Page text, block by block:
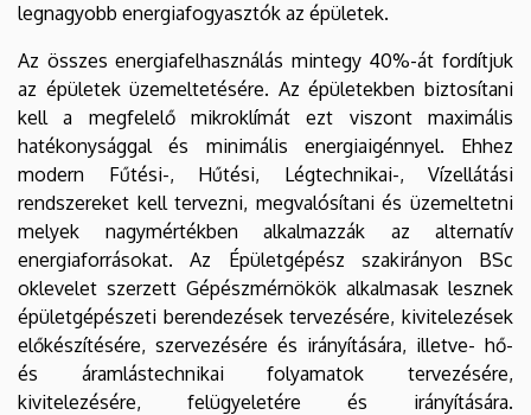
legnagyobb energiafogyasztók az épületek.
Az összes energiafelhasználás mintegy 40%-át fordítjuk
az épületek üzemeltetésére. Az épületekben biztosítani
kell a megfelelő mikroklímát ezt viszont maximális
hatékonysággal és minimális energiaigénnyel. Ehhez
modern Fűtési-, Hűtési, Légtechnikai-, Vízellátási
rendszereket kell tervezni, megvalósítani és üzemeltetni
melyek nagymértékben alkalmazzák az alternatív
energiaforrásokat. Az Épületgépész szakirányon BSc
oklevelet szerzett Gépészmérnökök alkalmasak lesznek
épületgépészeti berendezések tervezésére, kivitelezések
előkészítésére, szervezésére és irányítására, illetve- hő-
és áramlástechnikai folyamatok tervezésére,
kivitelezésére, felügyeletére és irányítására.